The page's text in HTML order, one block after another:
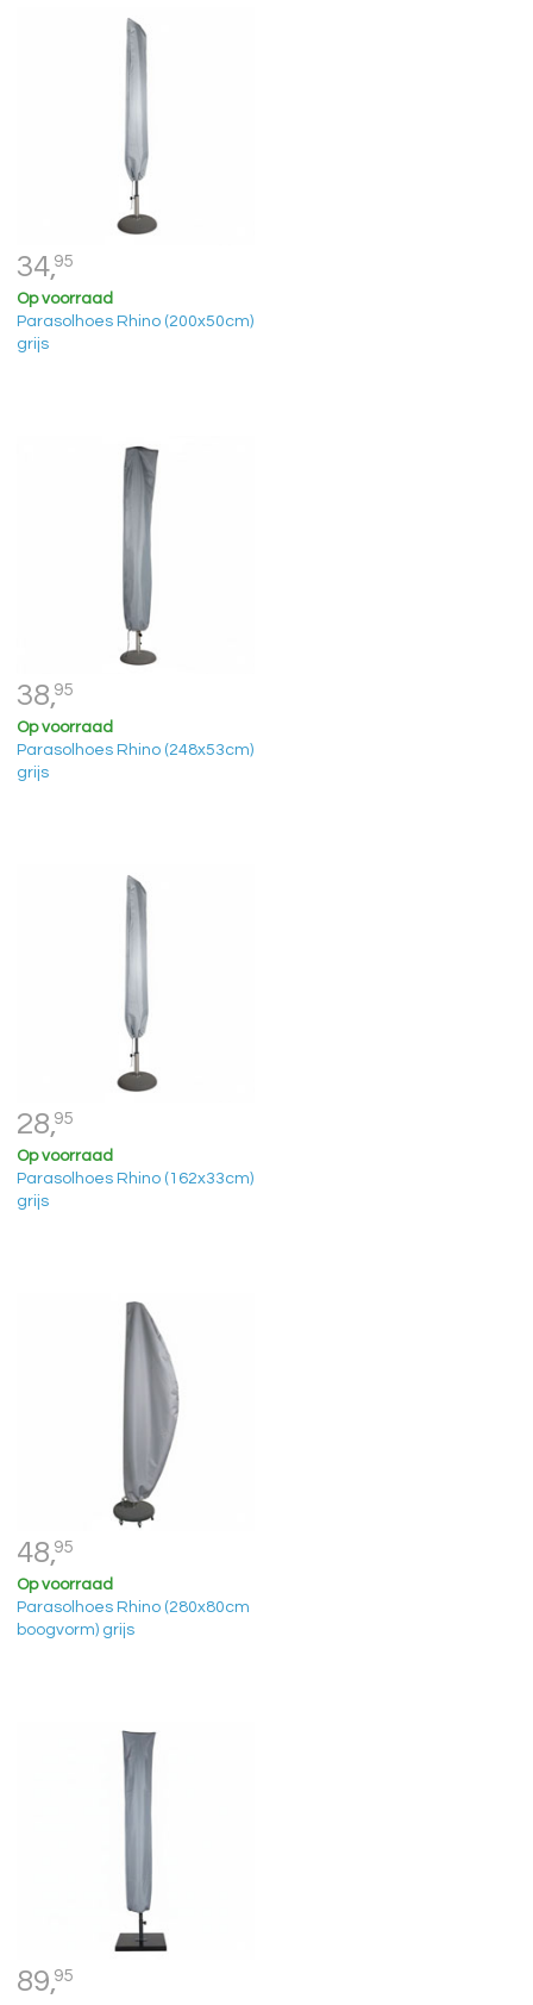
34,95
Op voorraad
Parasolhoes Rhino (200x50cm)
grijs
38,95
Op voorraad
Parasolhoes Rhino (248x53cm)
grijs
28,95
Op voorraad
Parasolhoes Rhino (162x33cm)
grijs
48,95
Op voorraad
Parasolhoes Rhino (280x80cm
boogvorm) grijs
89,95